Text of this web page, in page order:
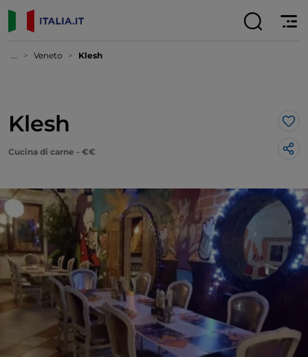
... Veneto Klesh
Klesh
Cucina di carne - €€